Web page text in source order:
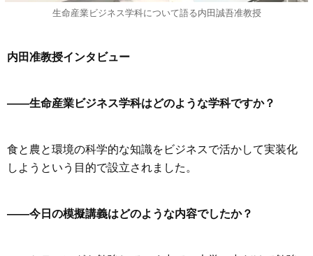
生命産業ビジネス学科について語る内田誠吾准教授
内田准教授インタビュー
——生命産業ビジネス学科はどのような学科ですか？
食と農と環境の科学的な知識をビジネスで活かして実装化
しようという目的で設立されました。
——今日の模擬講義はどのような内容でしたか？